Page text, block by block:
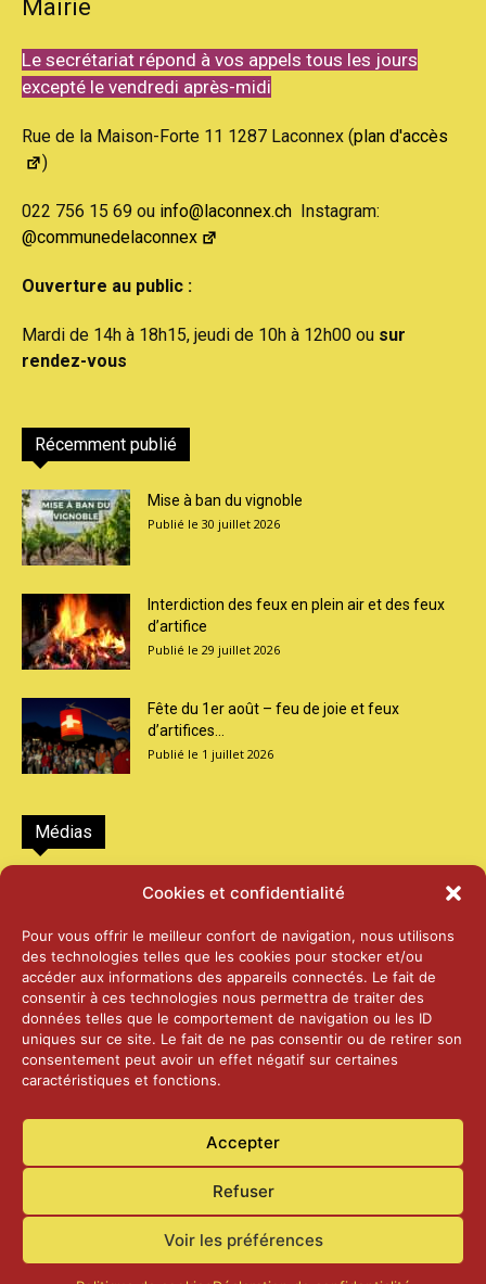
Cookies et confidentialité
Pour vous offrir le meilleur confort de navigation, nous utilisons
des technologies telles que les cookies pour stocker et/ou
accéder aux informations des appareils connectés. Le fait de
consentir à ces technologies nous permettra de traiter des
données telles que le comportement de navigation ou les ID
uniques sur ce site. Le fait de ne pas consentir ou de retirer son
consentement peut avoir un effet négatif sur certaines
caractéristiques et fonctions.
Accepter
Refuser
Voir les préférences
Mairie
Le secrétariat répond à vos appels tous les jours
excepté le vendredi après-midi
Rue de la Maison-Forte 11 1287 Laconnex (plan d'accès
)
022 756 15 69 ou info@laconnex.ch Instagram:
@communedelaconnex
Ouverture au public :
Mardi de 14h à 18h15, jeudi de 10h à 12h00 ou sur
rendez-vous
Récemment publié
Mise à ban du vignoble
30 juillet 2026
Interdiction des feux en plein air et des feux
d’artifice
29 juillet 2026
Fête du 1er août – feu de joie et feux
d’artifices...
1 juillet 2026
Médias
2026 – Laiterie d’Orsières et Abbaye de St-
25 juin 2026
2025 – Palais Fédéral – Berne
25 juin 2026
14 janvier 2025
Actualités Contact Confidentialité